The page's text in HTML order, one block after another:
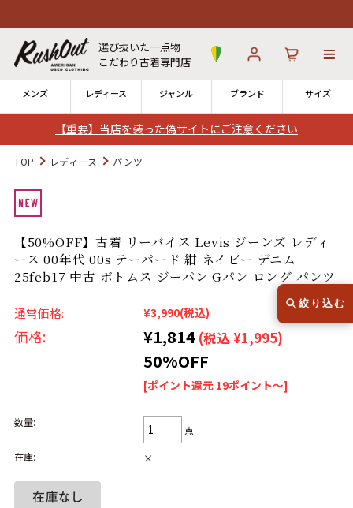
【重要】当店を装った偽サイトにご注意ください
選び抜いた一点物
こだわり古着専門店
メンズ レディース ジャンル ブランド サイズ
ログイン
発送について
Search by Hotword 今週のHOTワード（6/29〜7/28）
メンズ 大きいサイズ 長袖 2 USA製
半袖 Tシャツ 白 XL
Search by Brand
TOP レディース パンツ
【50%OFF】古着 リーバイス Levis ジーンズ レディ
ース 00年代 00s テーパード 紺 ネイビー デニム
25feb17 中古 ボトムス ジーパン Gパン ロング パンツ
通常価格: ¥3,990(税込)
価格: ¥1,814 (税込 ¥1,995)
50%OFF
[ポイント還元 19ポイント～]
数量:
点
在庫:
×
絞り込む